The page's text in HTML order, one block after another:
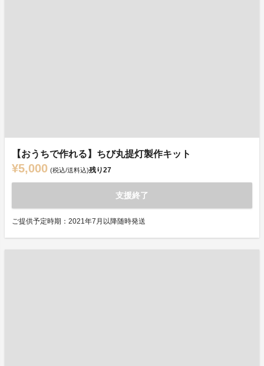
【おうちで作れる】ちび丸提灯製作キット
¥5,000 (税込/送料込)残り27
支援終了
ご提供予定時期：2021年7月以降随時発送